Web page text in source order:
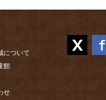
について
館
せ